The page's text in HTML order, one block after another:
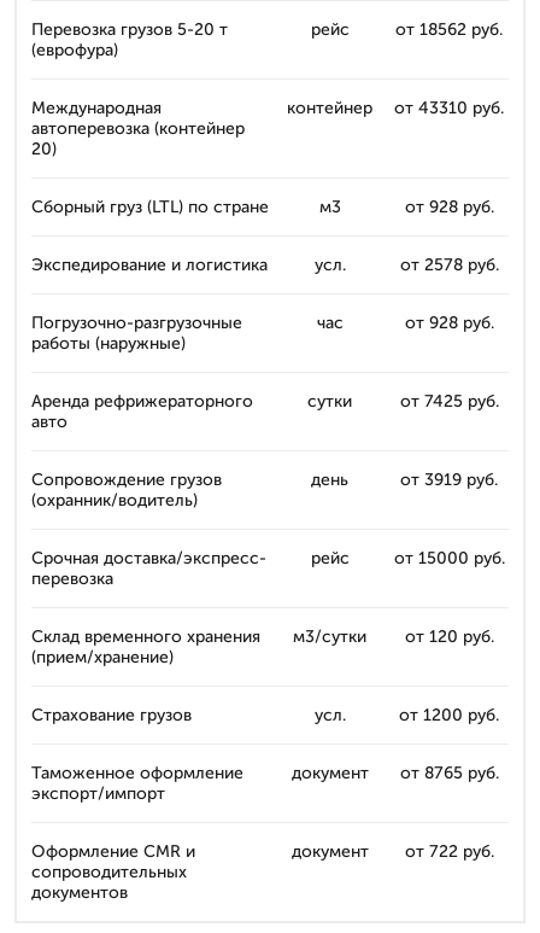
Перевозка грузов 5-20 т
(еврофура)
рейс от 18562 руб.
Международная
автоперевозка (контейнер
20)
контейнер от 43310 руб.
Сборный груз (LTL) по стране м3 от 928 руб.
Экспедирование и логистика усл. от 2578 руб.
Погрузочно-разгрузочные
работы (наружные)
час от 928 руб.
Аренда рефрижераторного
авто
сутки от 7425 руб.
Сопровождение грузов
(охранник/водитель)
день от 3919 руб.
Срочная доставка/экспресс-
перевозка
рейс от 15000 руб.
Склад временного хранения
(прием/хранение)
м3/сутки от 120 руб.
Страхование грузов усл. от 1200 руб.
Таможенное оформление
экспорт/импорт
документ от 8765 руб.
Оформление CMR и
сопроводительных
документов
документ от 722 руб.